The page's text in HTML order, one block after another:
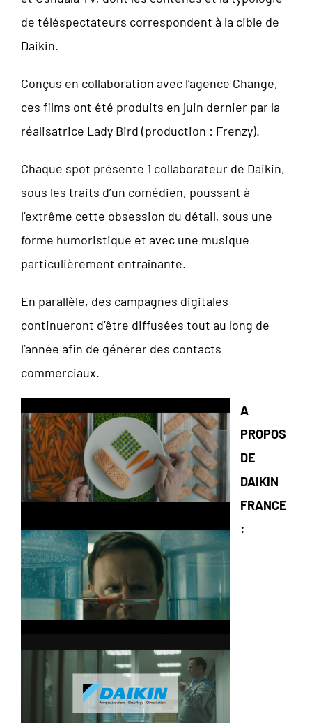
de téléspectateurs correspondent à la cible de
Daikin.
Conçus en collaboration avec l’agence Change,
ces films ont été produits en juin dernier par la
réalisatrice Lady Bird (production : Frenzy).
Chaque spot présente 1 collaborateur de Daikin,
sous les traits d’un comédien, poussant à
l’extrême cette obsession du détail, sous une
forme humoristique et avec une musique
particulièrement entraînante.
En parallèle, des campagnes digitales
continueront d’être diffusées tout au long de
l’année afin de générer des contacts
commerciaux.
A
PROPOS
DE
DAIKIN
FRANCE
: